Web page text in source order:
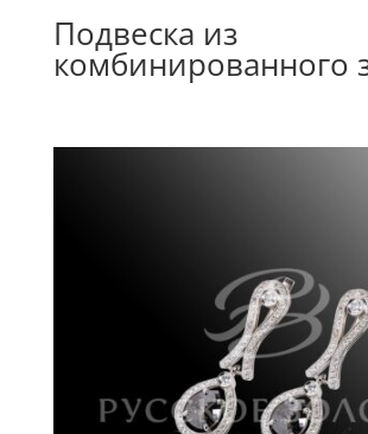
Подвеска из
комбинированного